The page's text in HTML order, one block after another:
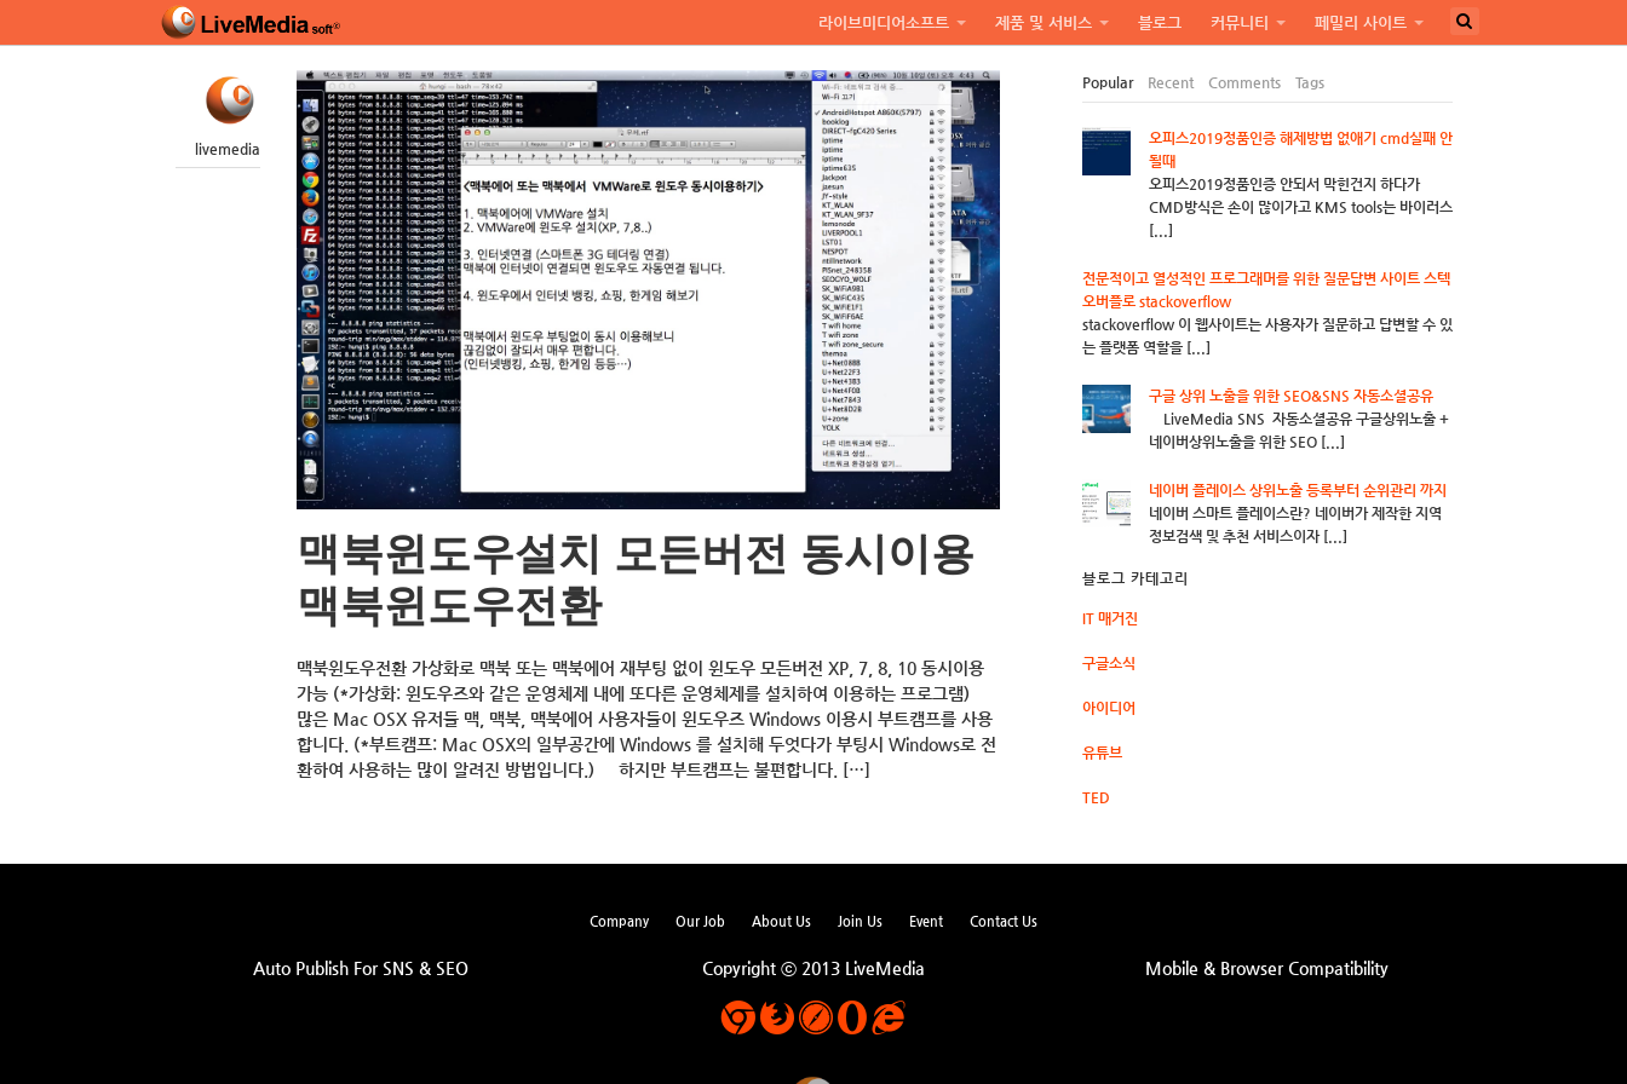
라이브미디어소프트 제품 및 서비스 블로그 커뮤니티 페밀리 사이트
livemedia
맥북윈도우설치 모든버전 동시이용
맥북윈도우전환
맥북윈도우전환 가상화로 맥북 또는 맥북에어 재부팅 없이 윈도우 모든버전 XP, 7, 8, 10 동시이용
가능 (*가상화: 윈도우즈와 같은 운영체제 내에 또다른 운영체제를 설치하여 이용하는 프로그램)
많은 Mac OSX 유저들 맥, 맥북, 맥북에어 사용자들이 윈도우즈 Windows 이용시 부트캠프를 사용
합니다. (*부트캠프: Mac OSX의 일부공간에 Windows 를 설치해 두엇다가 부팅시 Windows로 전
환하여 사용하는 많이 알려진 방법입니다.) 하지만 부트캠프는 불편합니다. […]
Popular Recent Comments Tags
오피스2019정품인증 해제방법 없애기 cmd실패 안
될때
오피스2019정품인증 안되서 막힌건지 하다가
CMD방식은 손이 많이가고 KMS tools는 바이러스
[...]
전문적이고 열성적인 프로그래머를 위한 질문답변 사이트 스텍
오버플로 stackoverflow
stackoverflow 이 웹사이트는 사용자가 질문하고 답변할 수 있
는 플랫폼 역할을 [...]
구글 상위 노출을 위한 SEO&SNS 자동소셜공유
LiveMedia SNS 자동소셜공유 구글상위노출 +
네이버상위노출을 위한 SEO [...]
네이버 플레이스 상위노출 등록부터 순위관리 까지
네이버 스마트 플레이스란? 네이버가 제작한 지역
정보검색 및 추천 서비스이자 [...]
블로그 카테고리
IT 매거진
구글소식
아이디어
유튜브
TED
Company Our Job About Us Join Us Event Contact Us
Auto Publish For SNS & SEO Copyright ⓒ 2013 LiveMedia Mobile & Browser Compatibility